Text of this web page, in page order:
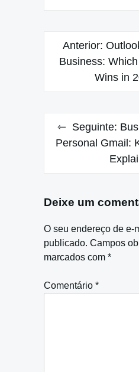
Navegação
Anterior:
Business:
Wins in
Seguinte:
Personal Gmail:
Deixe um
O seu endereço de e-
publicado. Campos
marcados com *
Comentário *